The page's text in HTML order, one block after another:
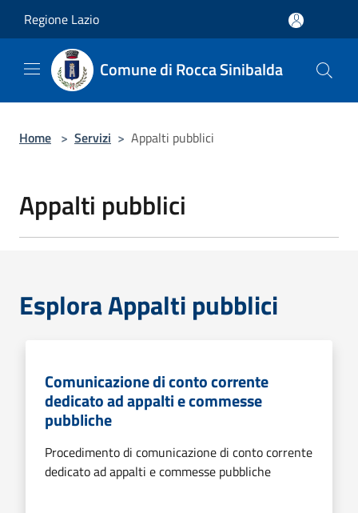
Regione Lazio
Comune di Rocca Sinibalda
Home > Servizi > Appalti pubblici
Appalti pubblici
Esplora Appalti pubblici
Comunicazione di conto corrente
dedicato ad appalti e commesse
pubbliche
Procedimento di comunicazione di conto corrente
dedicato ad appalti e commesse pubbliche